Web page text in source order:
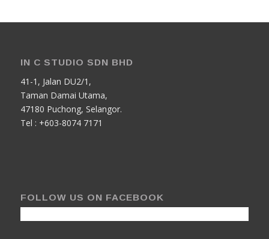
IN C STUDIO SDN BHD
41-1, Jalan DU2/1,
Taman Damai Utama,
47180 Puchong, Selangor.
Tel : +603-8074 7171
FOLLOW US ON FACEBOOK